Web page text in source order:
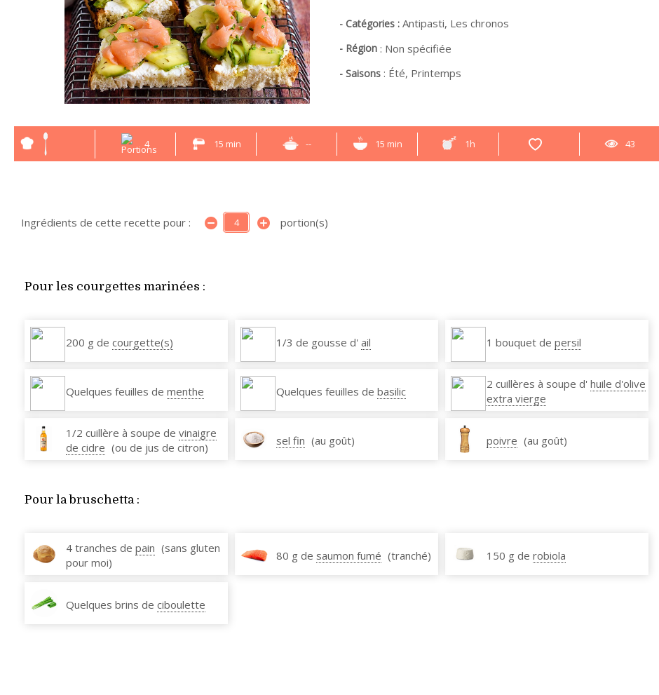
- Catégories :Antipasti, Les chronos
- Région : Non spécifiée
- Saisons : Été, Printemps
4 15 min -- 15 min 1h 43
Ingrédients de cette recette pour : portion(s)
Pour les courgettes marinées :
200 g de courgette(s) 1/3 de gousse d' ail 1 bouquet de persil
Quelques feuilles de menthe Quelques feuilles de basilic
2 cuillères à soupe d' huile d'olive
extra vierge
1/2 cuillère à soupe de vinaigre
de cidre (ou de jus de citron) sel fin (au goût) poivre (au goût)
Pour la bruschetta :
4 tranches de pain (sans gluten
pour moi)
80 g de saumon fumé (tranché) 150 g de robiola
Quelques brins de ciboulette